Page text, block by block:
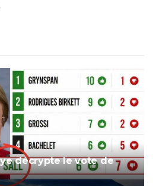
décrypte le vote de